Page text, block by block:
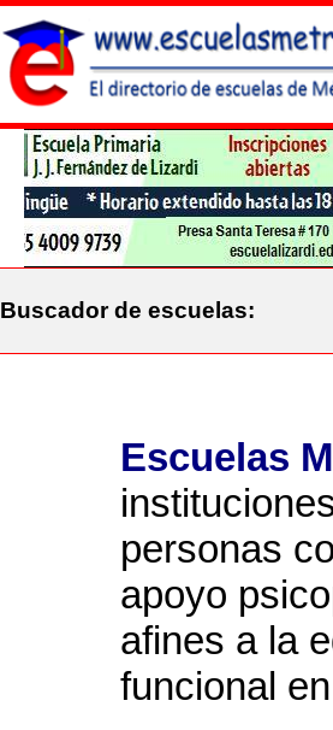
Buscador de escuelas:
Escuelas
personas
apoyo
afines a la
funcional